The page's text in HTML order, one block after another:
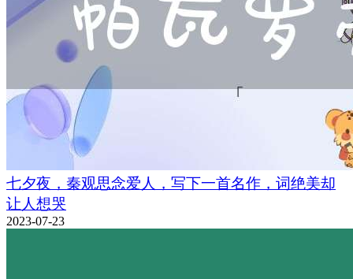
七夕夜，秦观思念爱人，写下一首名作，词绝美却
让人想哭
2023-07-23